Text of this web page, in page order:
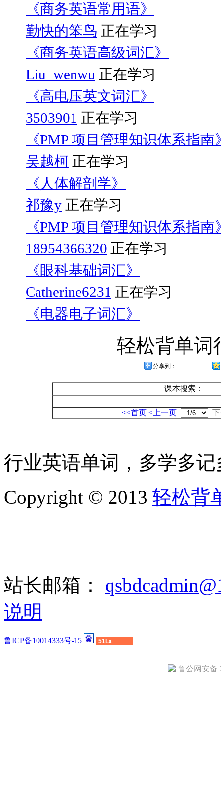
《商务英语常用语》
勤快的笨鸟 正在学习
《商务英语高级词汇》
Liu_wenwu 正在学习
《高电压英文词汇》
3503901 正在学习
《PMP 项目管理知识体系指南
吴越柯 正在学习
《人体解剖学》
祁豫y 正在学习
《PMP 项目管理知识体系指南
18954366320 正在学习
《眼科基础词汇》
Catherine6231 正在学习
《电器电子词汇》
轻松背单词
分享到：
课本搜索：
<<首页 <上一页
行业英语单词，多学多
Copyright © 2013 轻松背
站长邮箱：
说明
鲁ICP备10014333号-15 51La
鲁公网安备